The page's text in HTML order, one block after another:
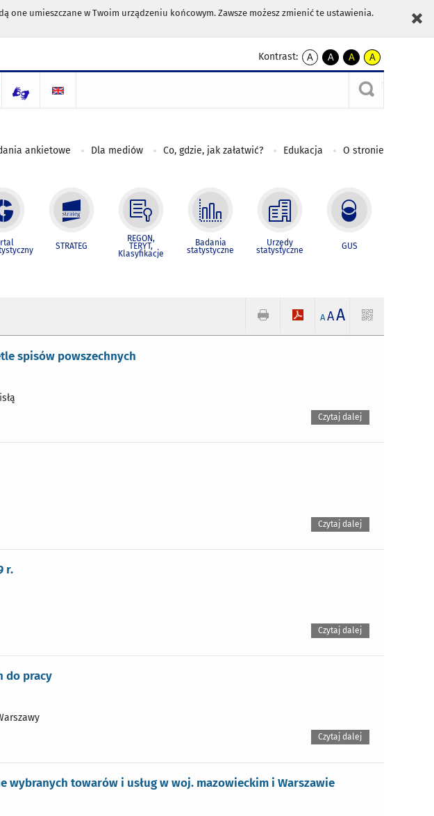
one umieszczane w Twoim urządzeniu końcowym. Zawsze możesz zmienić te ustawienia.
Kontrast:
A
kontrast
A
kontrast
czarnym
A
kontrast
żółty
tekst
czarnym
A
kontrast
czarny
tekst
żółtym
ankietowe Dla mediów Co, gdzie, jak załatwić? Edukacja O stronie
STRATEG
REGON,
TERYT,
Klasyfikacje
Badania
statystyczne
Urzędy
statystyczne GUS
A AA
spisów powszechnych
Czytaj dalej
Czytaj dalej
r.
Czytaj dalej
do pracy
Czytaj dalej
wybranych towarów i usług w woj. mazowieckim i Warszawie